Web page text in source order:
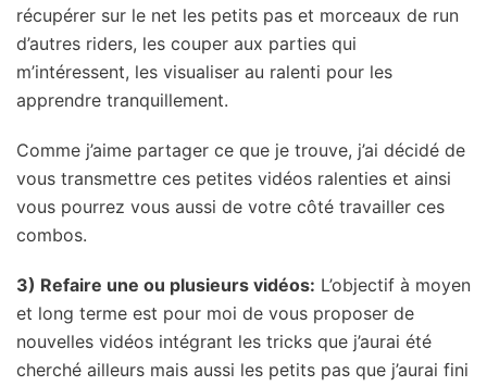
récupérer sur le net les petits pas et morceaux de run
d’autres riders, les couper aux parties qui
m’intéressent, les visualiser au ralenti pour les
apprendre tranquillement.
Comme j’aime partager ce que je trouve, j’ai décidé de
vous transmettre ces petites vidéos ralenties et ainsi
vous pourrez vous aussi de votre côté travailler ces
combos.
3) Refaire une ou plusieurs vidéos: L’objectif à moyen
et long terme est pour moi de vous proposer de
nouvelles vidéos intégrant les tricks que j’aurai été
cherché ailleurs mais aussi les petits pas que j’aurai fini